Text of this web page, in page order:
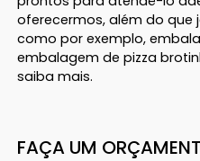
oferecermos, além do que
como por exemplo,
embalagem de pizza
saiba mais.
FAÇA UM